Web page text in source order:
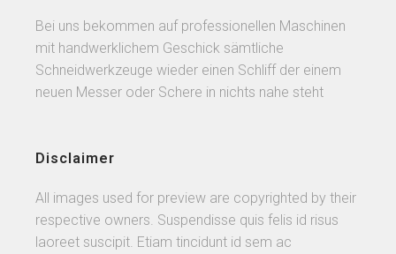
Bei uns bekommen auf professionellen Maschinen
mit handwerklichem Geschick sämtliche
Schneidwerkzeuge wieder einen Schliff der einem
neuen Messer oder Schere in nichts nahe steht
Disclaimer
All images used for preview are copyrighted by their
respective owners. Suspendisse quis felis id risus
laoreet suscipit. Etiam tincidunt id sem ac